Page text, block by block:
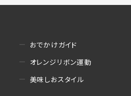
おでかけガイド
オレンジリボン運動
美味しおスタイル